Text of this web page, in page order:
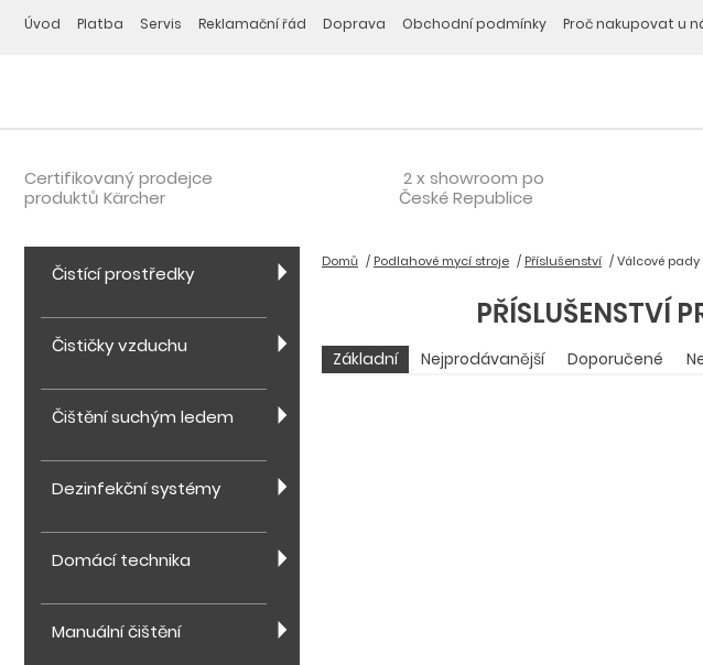
Úvod Platba Servis Reklamační řád Doprava Obchodní podmínky Proč nakupovat u
Certifikovaný prodejce
produktů Kärcher
2 x showroom po
České Republice
Čistící prostředky
Čističky vzduchu
Čištění suchým ledem
Dezinfekční systémy
Domácí technika
Manuální čištění
Domů Podlahové mycí stroje Příslušenství Válcové pady
PŘÍSLUŠENSTVÍ
Základní Nejprodávanější Doporučené